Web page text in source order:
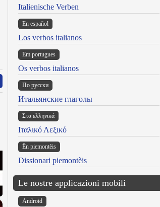
Italienische Verben
En español
Los verbos italianos
Em portugues
Os verbos italianos
По русски
Итальянские глаголы
Στα ελληνικά
Ιταλικό Λεξικό
Ën piemontèis
Dissionari piemontèis
Le nostre applicazioni mobili
Android